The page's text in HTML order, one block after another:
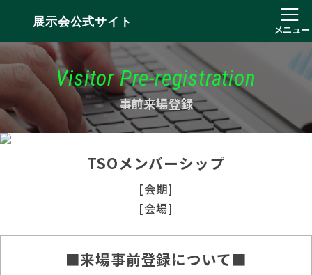
展示会公式サイト
メニュー
Visitor Pre-registration
事前来場登録
TSOメンバーシップ
[会期]
[会場]
■来場事前登録について■